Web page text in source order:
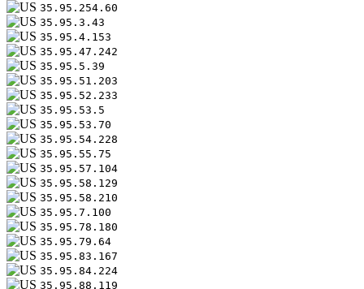
35.95.254.60
35.95.3.43
35.95.4.153
35.95.47.242
35.95.5.39
35.95.51.203
35.95.52.233
35.95.53.5
35.95.53.70
35.95.54.228
35.95.55.75
35.95.57.104
35.95.58.129
35.95.58.210
35.95.7.100
35.95.78.180
35.95.79.64
35.95.83.167
35.95.84.224
35.95.88.119